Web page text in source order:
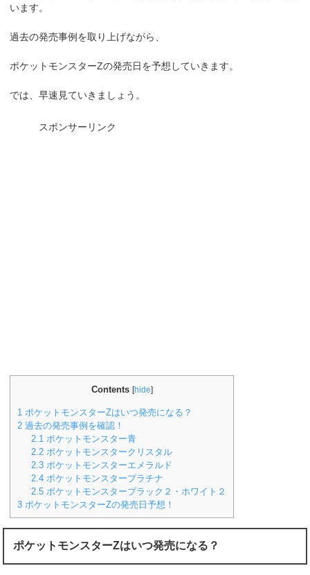
います。
過去の発売事例を取り上げながら、
ポケットモンスターZの発売日を予想していきます。
では、早速見ていきましょう。
スポンサーリンク
Contents [hide]
1 ポケットモンスターZはいつ発売になる？
2 過去の発売事例を確認！
2.1 ポケットモンスター青
2.2 ポケットモンスタークリスタル
2.3 ポケットモンスターエメラルド
2.4 ポケットモンスタープラチナ
2.5 ポケットモンスターブラック２・ホワイト２
3 ポケットモンスターZの発売日予想！
ポケットモンスターZはいつ発売になる？